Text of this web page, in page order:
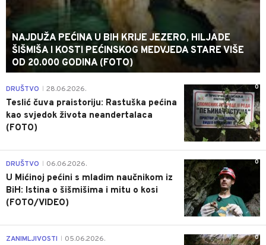
NAJDUŽA PEĆINA U BIH KRIJE JEZERO, HILJADE
ŠIŠMIŠA I KOSTI PEĆINSKOG MEDVJEDA STARE VIŠE
OD 20.000 GODINA (FOTO)
0
DRUŠTVO 28.06.2026.
Teslić čuva praistoriju: Rastuška pećina
kao svjedok života neandertalaca
(FOTO)
0
DRUŠTVO 06.06.2026.
U Mićinoj pećini s mladim naučnikom iz
BiH: Istina o šišmišima i mitu o kosi
(FOTO/VIDEO)
0
ZANIMLJIVOSTI 05.06.2026.